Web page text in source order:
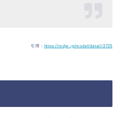
引用： https://mdpr.jp/model/detail/3735